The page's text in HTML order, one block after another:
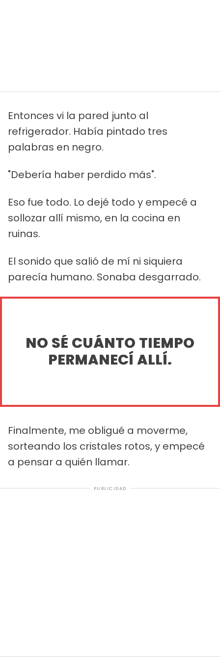
Entonces vi la pared junto al
refrigerador. Había pintado tres
palabras en negro.
"Debería haber perdido más".
Eso fue todo. Lo dejé todo y empecé a
sollozar allí mismo, en la cocina en
ruinas.
El sonido que salió de mí ni siquiera
parecía humano. Sonaba desgarrado.
NO SÉ CUÁNTO TIEMPO
PERMANECÍ ALLÍ.
Finalmente, me obligué a moverme,
sorteando los cristales rotos, y empecé
a pensar a quién llamar.
PUBLICIDAD